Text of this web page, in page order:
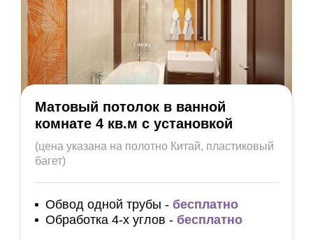
Матовый потолок в ванной
комнате 4 кв.м с установкой
(цена указана на полотно Китай, пластиковый
багет)
Обвод одной трубы - бесплатно
Обработка 4-х углов - бесплатно